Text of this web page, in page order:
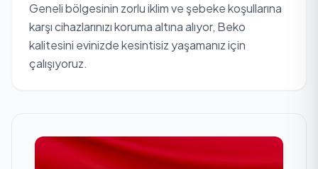
Geneli bölgesinin zorlu iklim ve şebeke koşullarına
karşı cihazlarınızı koruma altına alıyor, Beko
kalitesini evinizde kesintisiz yaşamanız için
çalışıyoruz.